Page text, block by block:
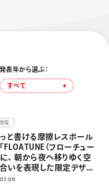
）
発表年から選ぶ：
すべて
報
と書ける摩擦レスボール
FLOATUNE（フローチュー
に、 朝から夜へ移りゆく空
いを表現した限定デザイ
場 忙しい毎日の中でふ